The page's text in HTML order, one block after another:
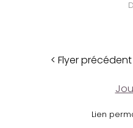
< Flyer précédent
Lien